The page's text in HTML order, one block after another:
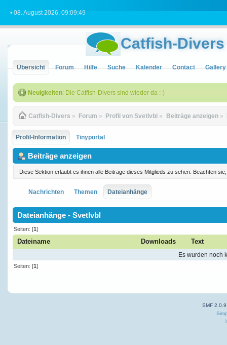
• 08. August 2026, 09:09:49
Catfish-Divers
Übersicht Forum Hilfe Suche Kalender Contact Gallery
Neuigkeiten: Die Catfish-Divers sind wieder da :-)
Catfish-Divers » Forum » Profil von Svetlvbl » Beiträge anzeigen»
Profil-Information Tinyportal
Beiträge anzeigen
Diese Sektion erlaubt es ihnen alle Beiträge dieses Mitglieds zu sehen. Beachten
Nachrichten Themen Dateianhänge
Dateianhänge - Svetlvbl
Seiten: [1]
Dateiname Downloads Text
Es wurden noch
Seiten: [1]
SMF 2.0.9